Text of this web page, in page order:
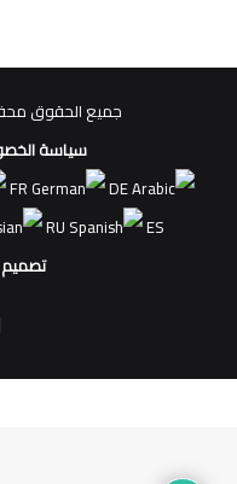
جميع الحقوق
سياسة
FR
DE
RU
ES
تصميم